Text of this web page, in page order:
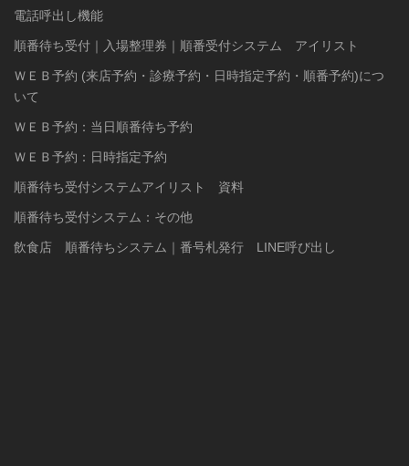
電話呼出し機能
順番待ち受付｜入場整理券｜順番受付システム アイリスト
ＷＥＢ予約 (来店予約・診療予約・日時指定予約・順番予約)につ
いて
ＷＥＢ予約：当日順番待ち予約
ＷＥＢ予約：日時指定予約
順番待ち受付システムアイリスト 資料
順番待ち受付システム：その他
飲食店 順番待ちシステム｜番号札発行 LINE呼び出し